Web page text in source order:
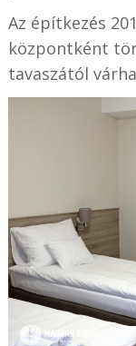
Az építkezés
központként
tavaszától